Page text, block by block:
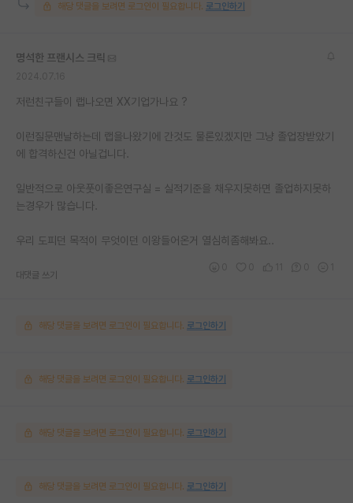
해당 댓글을 보려면 로그인이 필요합니다. 로그인하기
명석한 프랜시스 크릭
저런친구들이 랩나오면 XX기업가나요 ?
이런질문맨날하는데 랩을나왔기에 간것도 물론있겠지만 그냥 졸업장받았기
에 합격하신건 아닐겁니다.
일반적으로 아웃풋이좋은연구실 = 실적기준을 채우지못하면 졸업하지못하
는경우가 많습니다.
우리 도피던 목적이 무엇이던 이왕들어온거 열심히좀해봐요..
대댓글 쓰기
해당 댓글을 보려면 로그인이 필요합니다. 로그인하기
해당 댓글을 보려면 로그인이 필요합니다. 로그인하기
해당 댓글을 보려면 로그인이 필요합니다. 로그인하기
해당 댓글을 보려면 로그인이 필요합니다. 로그인하기